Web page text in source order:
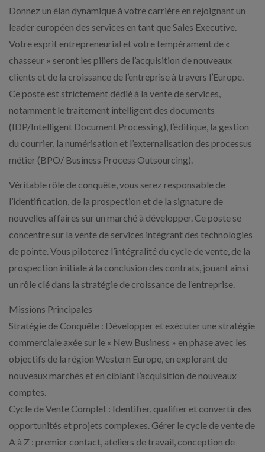
Donnez un élan dynamique à votre carrière en rejoignant un
leader européen des services en tant que Sales Executive.
Votre esprit entrepreneurial et votre tempérament de «
chasseur » seront les piliers de l’acquisition de nouveaux
clients et de la croissance de l’entreprise à travers l’Europe.
Ce poste est strictement dédié à la vente de services,
notamment le traitement intelligent des documents
(IDP/Intelligent Document Processing), l’éditique, la gestion
du courrier, la numérisation et l’externalisation des processus
métier (BPO/ Business Process Outsourcing).
Véritable rôle de conquête, vous serez responsable de
l’identification, de la prospection et de la signature de
nouvelles affaires sur un marché à développer. Ce poste se
concentre sur la vente de services intégrant des technologies
de pointe. Vous piloterez l’intégralité du cycle de vente, de la
prospection initiale à la conclusion des contrats, jouant ainsi
un rôle clé dans la stratégie de croissance de l’entreprise.
Missions Principales
Stratégie de Conquête : Développer et exécuter une stratégie
commerciale axée sur le « New Business » en phase avec les
objectifs de la région Western Europe, en explorant de
nouveaux marchés et en ciblant l’acquisition de nouveaux
comptes.
Cycle de Vente Complet : Identifier, qualifier et convertir des
opportunités et projets complexes. Gérer le cycle de vente de
A à Z : premier contact, ateliers de travail, conception de